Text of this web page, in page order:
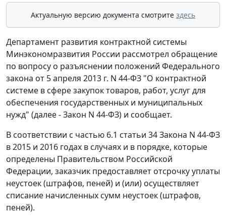
Актуальную версию документа смотрите здесь
Департамент развития контрактной системы
Минэкономразвития России рассмотрел обращение
по вопросу о разъяснении положений Федерального
закона от 5 апреля 2013 г. N 44-ФЗ "О контрактной
системе в сфере закупок товаров, работ, услуг для
обеспечения государственных и муниципальных
нужд" (далее - Закон N 44-ФЗ) и сообщает.
В соответствии с частью 6.1 статьи 34 Закона N 44-ФЗ
в 2015 и 2016 годах в случаях и в порядке, которые
определены Правительством Российской
Федерации, заказчик предоставляет отсрочку уплаты
неустоек (штрафов, пеней) и (или) осуществляет
списание начисленных сумм неустоек (штрафов,
пеней).